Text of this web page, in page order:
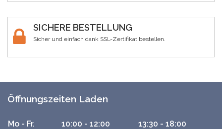
SICHERE BESTELLUNG
Sicher und einfach dank SSL-Zertifikat bestellen.
Öffnungszeiten Laden
Mo - Fr. 10:00 - 12:00
13:30 - 18:00